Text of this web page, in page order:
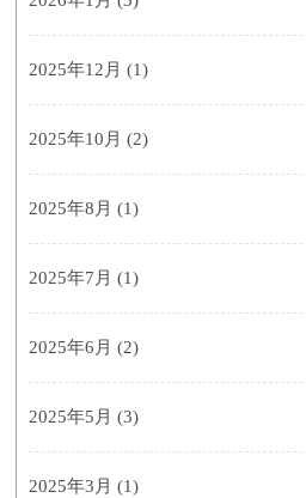
2025年12月 (1)
2025年10月 (2)
2025年8月 (1)
2025年7月 (1)
2025年6月 (2)
2025年5月 (3)
2025年3月 (1)